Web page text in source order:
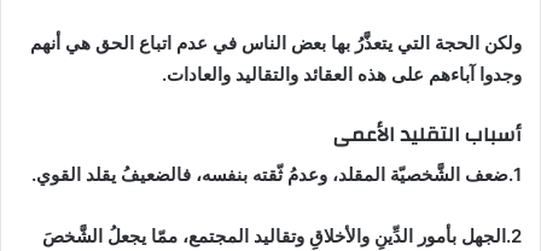
ولكن الحجة التي يتعذَّرُ بها بعض الناس في عدم اتباع الحق هي أنهم
وجدوا آباءهم على هذه العقائد والتقاليد والعادات.
أسباب التقليد الأعمى
1.ضعف الشَّخصيّة المقلد، وعدمُ ثّقته بنفسه، فالضعيفُ يقلد القوي.
2.الجهل بأمور الدِّينِ والأخلاقِ وتقاليد المجتمع، ممّا يجعلُ الشَّخصَ